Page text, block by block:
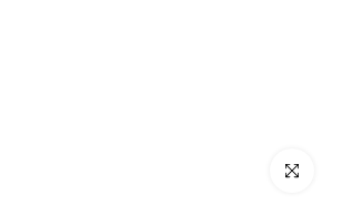
Haga clic